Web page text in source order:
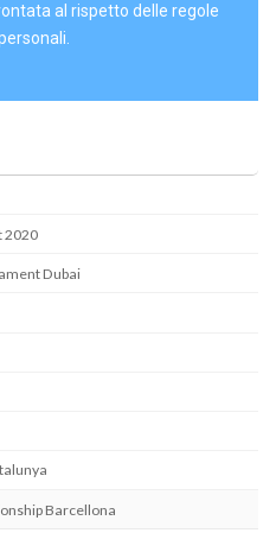
al rispetto delle regole
2020
Dubai
Barcellona